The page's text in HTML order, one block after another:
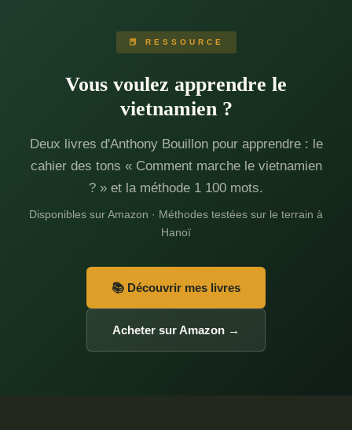
📕 RESSOURCE
Vous voulez apprendre le
vietnamien ?
Deux livres d'Anthony Bouillon pour apprendre : le
cahier des tons « Comment marche le vietnamien
? » et la méthode 1 100 mots.
Disponibles sur Amazon · Méthodes testées sur le terrain à
Hanoï
📚 Découvrir mes livres
Acheter sur Amazon →